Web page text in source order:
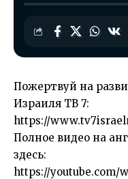
Пожертвуй на
Израиля ТВ 7:
https://
Полное видео на
здесь:
https://youtube.com/